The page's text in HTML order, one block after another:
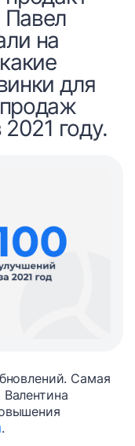
на
для
году.
Самая
.